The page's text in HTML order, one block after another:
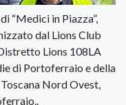
“Medici in Piazza”,
dal Lions Club
Lions 108LA
di Portoferraio e della
Nord Ovest,